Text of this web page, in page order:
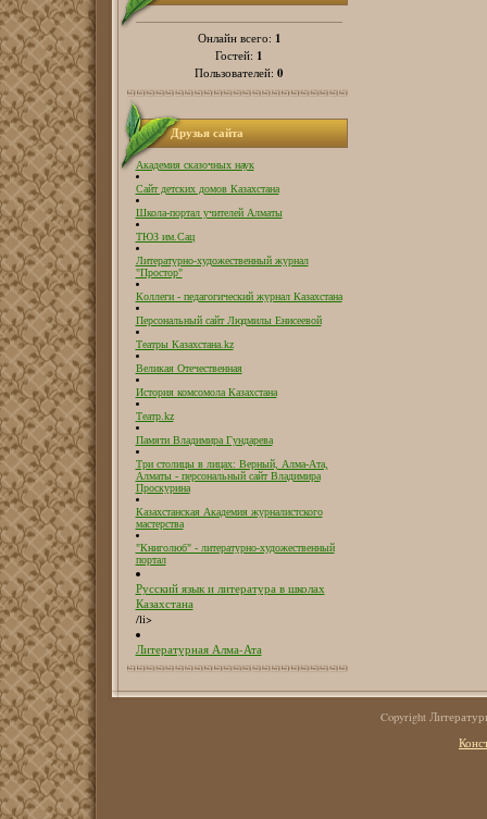
Онлайн всего: 1
Гостей: 1
Пользователей: 0
Друзья сайта
Академия сказочных наук
Сайт детских домов Казахстана
Школа-портал учителей Алматы
ТЮЗ им.Сац
Литературно-художественный журнал
"Простор"
Коллеги - педагогический журнал Казахстана
Персональный сайт Людмилы Енисеевой
Театры Казахстана.kz
Великая Отечественная
История комсомола Казахстана
Театр.kz
Памяти Владимира Гундарева
Три столицы в лицах: Верный, Алма-Ата,
Алматы - персональный сайт Владимира
Проскурина
Казахстанская Академия журналистского
мастерства
"Книголюб" - литературно-художественный
портал
Русский язык и литература в школах
Казахстана
/li>
Литературная Алма-Ата
Copyright